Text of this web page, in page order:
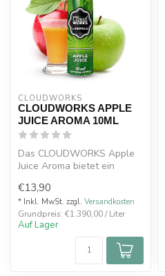
CLOUDWORKS
CLOUDWORKS APPLE
JUICE AROMA 10ML
Das CLOUDWORKS Apple
Juice Aroma bietet ein
Geschmackserlebnis, das d...
€13,90
* Inkl. MwSt. zzgl. Versandkosten
Grundpreis: €1.390,00 / Liter
Auf Lager